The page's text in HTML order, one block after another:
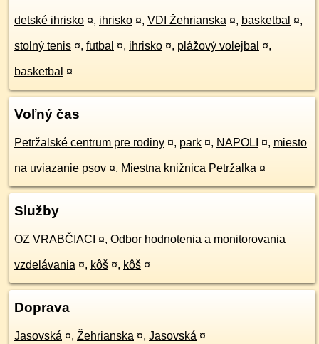
detské ihrisko ¤, ihrisko ¤, VDI Žehrianska ¤, basketbal ¤,
stolný tenis ¤, futbal ¤, ihrisko ¤, plážový volejbal ¤,
basketbal ¤
Voľný čas
Petržalské centrum pre rodiny ¤, park ¤, NAPOLI ¤, miesto
na uviazanie psov ¤, Miestna knižnica Petržalka ¤
Služby
OZ VRABČIACI ¤, Odbor hodnotenia a monitorovania
vzdelávania ¤, kôš ¤, kôš ¤
Doprava
Jasovská ¤, Žehrianska ¤, Jasovská ¤